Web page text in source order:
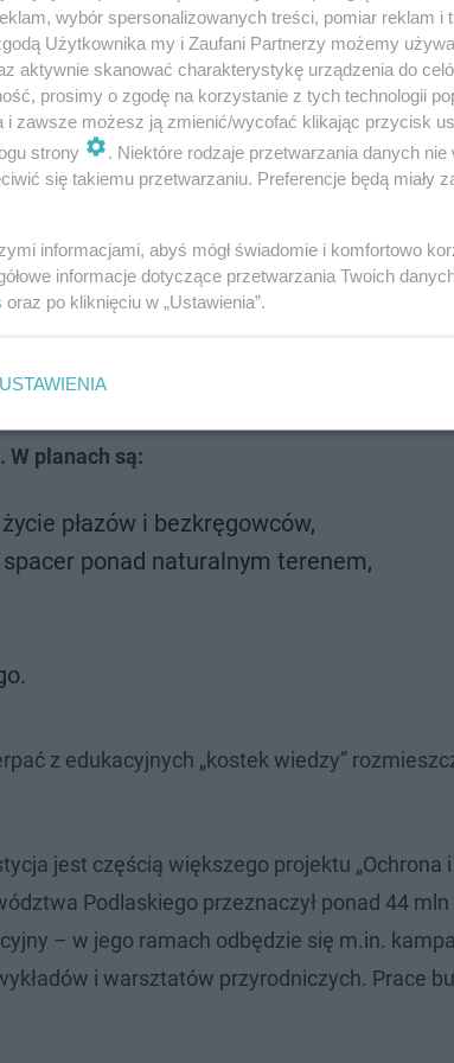
zapewni atrakcje
oaza, która zrywa z ideą parków
wypełnią wyłącznie gatunki roślin
UwB, projekt zakłada stworzenie holistycznej
sensorycznie, a nawet terapeutycznie,
planach są:
płazów i bezkręgowców,
ponad naturalnym terenem,
z edukacyjnych „kostek wiedzy”
jest częścią większego projektu „Ochrona
Podlaskiego przeznaczył ponad 44 mln
– w jego ramach odbędzie się m.in.
i warsztatów przyrodniczych. Prace
wybór spersonalizowanych treści, pomiar reklam i
Użytkownika my i Zaufani Partnerzy możemy
aktywnie skanować charakterystykę urządzenia do
prosimy o zgodę na korzystanie z tych technologii
i zawsze możesz ją zmienić/wycofać klikając przycisk
strony
. Niektóre rodzaje przetwarzania danych
się takiemu przetwarzaniu. Preferencje będą miały
informacjami, abyś mógł świadomie i komfortowo
informacje dotyczące przetwarzania Twoich
oraz po kliknięciu w „Ustawienia”.
USTAWIENIA